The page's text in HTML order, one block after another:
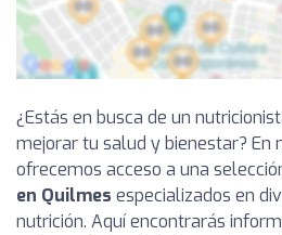
¿Estás en busca de un
mejorar tu salud y bienestar? En
ofrecemos acceso a una
en Quilmes especializados en
nutrición. Aquí encontrarás